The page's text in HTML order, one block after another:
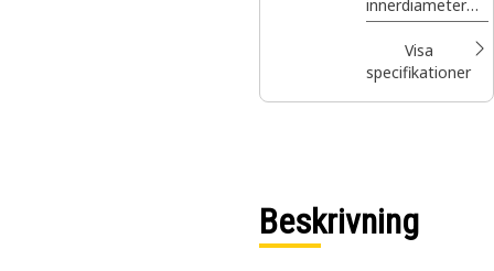
innerdiameter
479,25 mm som
används i
slutväxeln
Visa
specifikationer
Beskrivning